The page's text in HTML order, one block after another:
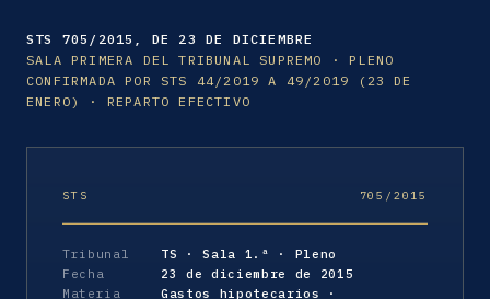
STS 705/2015, DE 23 DE DICIEMBRE
SALA PRIMERA DEL TRIBUNAL SUPREMO · PLENO
CONFIRMADA POR STS 44/2019 A 49/2019 (23 DE
ENERO) · REPARTO EFECTIVO
STS 705/2015
Tribunal
TS · Sala 1.ª · Pleno
Fecha
23 de diciembre de 2015
Materia
Gastos hipotecarios ·